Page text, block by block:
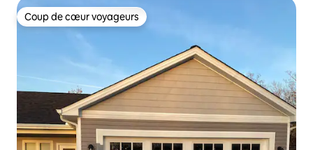
Coup de cœur voyageurs
Coup de cœur voyageurs